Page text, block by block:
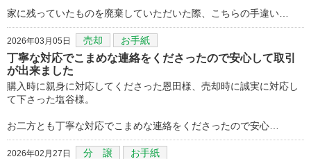
家に残っていたものを廃棄していただいた際、こちらの手違い…
2026年03月05日 売却 お手紙
丁寧な対応でこまめな連絡をくださったので安心して取引
が出来ました
購入時に親身に対応してくださった恩田様、売却時に誠実に対応し
て下さった塩谷様。
お二方とも丁寧な対応でこまめな連絡をくださったので安心…
2026年02月27日 分 譲 お手紙